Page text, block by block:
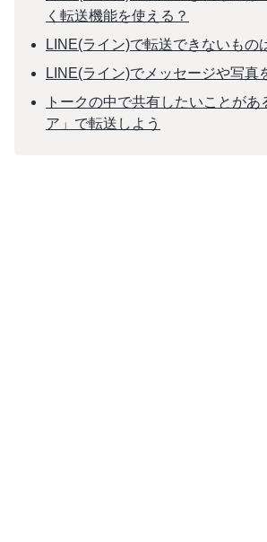
く転送機能を使える？
LINE(ライン)で転送できないもの
LINE(ライン)でメッセージや写真
トークの中で共有したいことがあ
ア」で転送しよう